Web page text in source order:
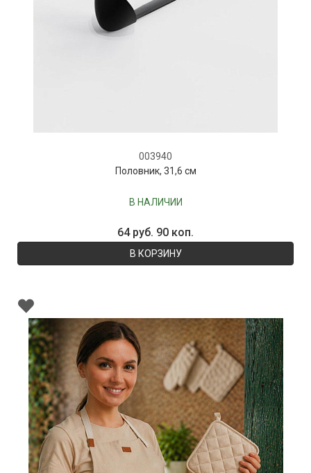
003940
Половник, 31,6 см
В НАЛИЧИИ
64 руб. 90 коп.
В КОРЗИНУ